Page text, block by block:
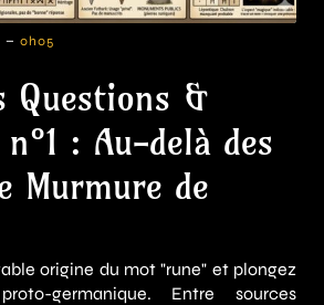
- 0h05
Questions &
n°1 : Au-delà des
Murmure de
origine du mot "rune" et plongez
germanique. Entre sources